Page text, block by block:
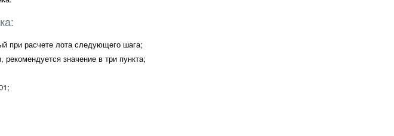
при расчете лота следующего шага;
значение в три пункта;